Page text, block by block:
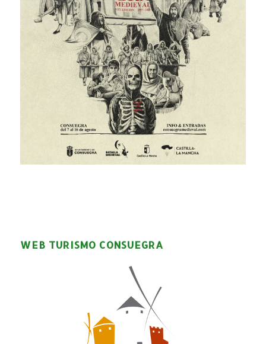
WEB TURISMO CONSUEGRA